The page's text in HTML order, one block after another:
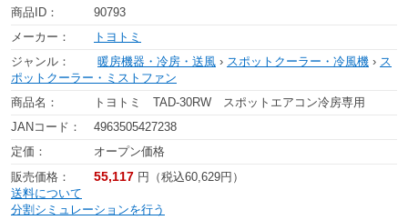
商品ID：
90793
メーカー：
トヨトミ
ジャンル：
暖房機器・冷房・送風 › スポットクーラー・冷風機 › ス
ポットクーラー・ミストファン
商品名：
トヨトミ TAD-30RW スポットエアコン冷房専用
JANコード：
4963505427238
定価：
オープン価格
販売価格：
55,117 円（税込60,629円）
送料について
分割シミュレーションを行う